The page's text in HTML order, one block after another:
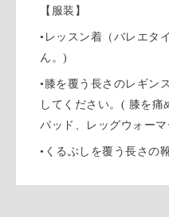
【服装】
•レッスン着（バレエタ
ん。)
•膝を覆う長さのレギン
してください。( 膝を痛
パッド、レッグウォー
•くるぶしを覆う長さの